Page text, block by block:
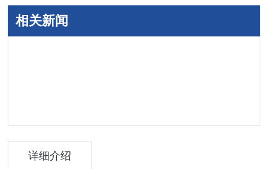
相关新闻
详细介绍